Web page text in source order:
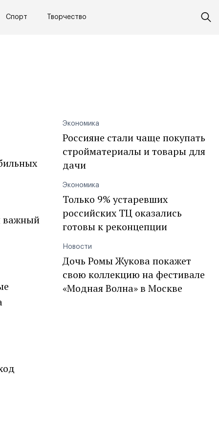
Спорт Творчество
важный
Экономика
Россияне стали чаще покупать
стройматериалы и товары для
дачи
Экономика
Только 9% устаревших
российских ТЦ оказались
готовы к реконцепции
Новости
Дочь Ромы Жукова покажет
свою коллекцию на фестивале
«Модная Волна» в Москве